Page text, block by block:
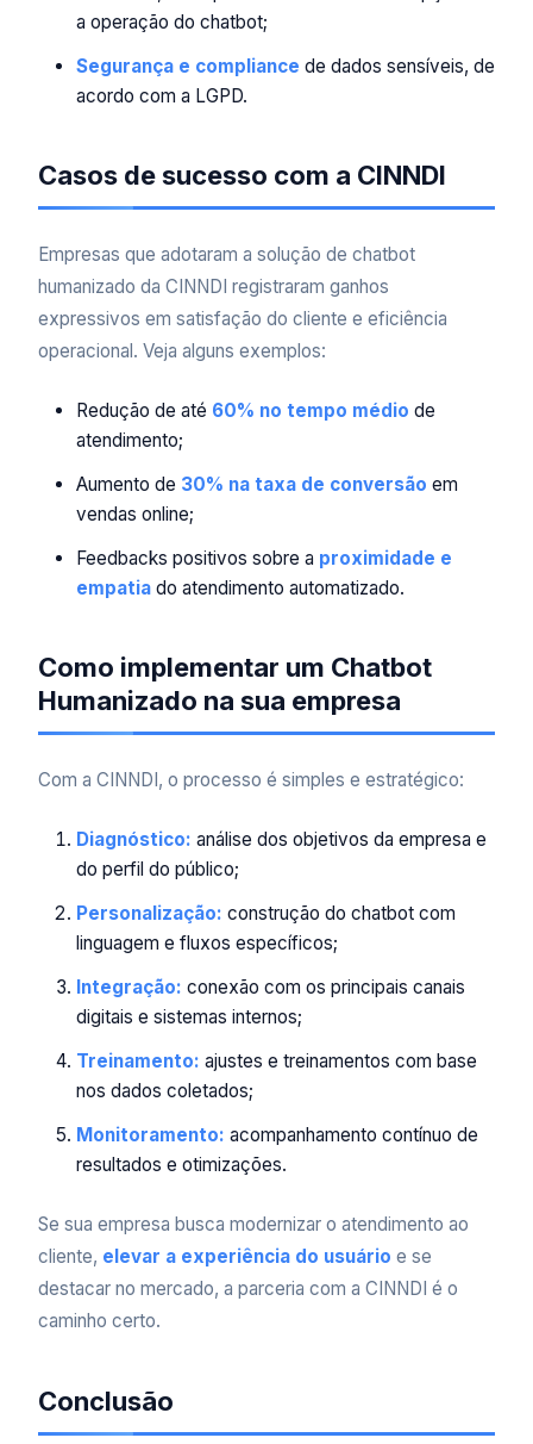
a operação do chatbot;
Segurança e compliance de dados sensíveis, de
acordo com a LGPD.
Casos de sucesso com a CINNDI
Empresas que adotaram a solução de chatbot
humanizado da CINNDI registraram ganhos
expressivos em satisfação do cliente e eficiência
operacional. Veja alguns exemplos:
Redução de até 60% no tempo médio de
atendimento;
Aumento de 30% na taxa de conversão em
vendas online;
Feedbacks positivos sobre a proximidade e
empatia do atendimento automatizado.
Como implementar um Chatbot
Humanizado na sua empresa
Com a CINNDI, o processo é simples e estratégico:
Diagnóstico: análise dos objetivos da empresa e
do perfil do público;
Personalização: construção do chatbot com
linguagem e fluxos específicos;
Integração: conexão com os principais canais
digitais e sistemas internos;
Treinamento: ajustes e treinamentos com base
nos dados coletados;
Monitoramento: acompanhamento contínuo de
resultados e otimizações.
Se sua empresa busca modernizar o atendimento ao
cliente, elevar a experiência do usuário e se
destacar no mercado, a parceria com a CINNDI é o
caminho certo.
Conclusão